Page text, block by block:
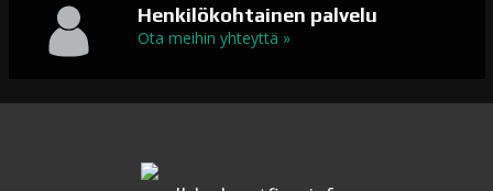
Henkilökohtainen palvelu
Ota meihin yhteyttä »